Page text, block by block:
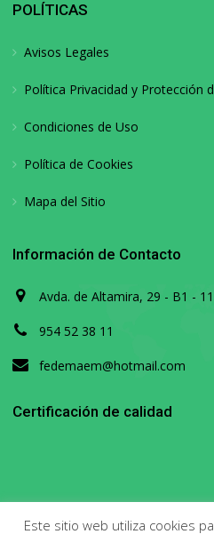
POLÍTICAS
Avisos Legales
Política Privacidad y Protección
Condiciones de Uso
Política de Cookies
Mapa del Sitio
Información de Contacto
Avda. de Altamira, 29 - B1 -
954 52 38 11
fedemaem@hotmail.com
Certificación de calidad
Este sitio web utiliza cookies